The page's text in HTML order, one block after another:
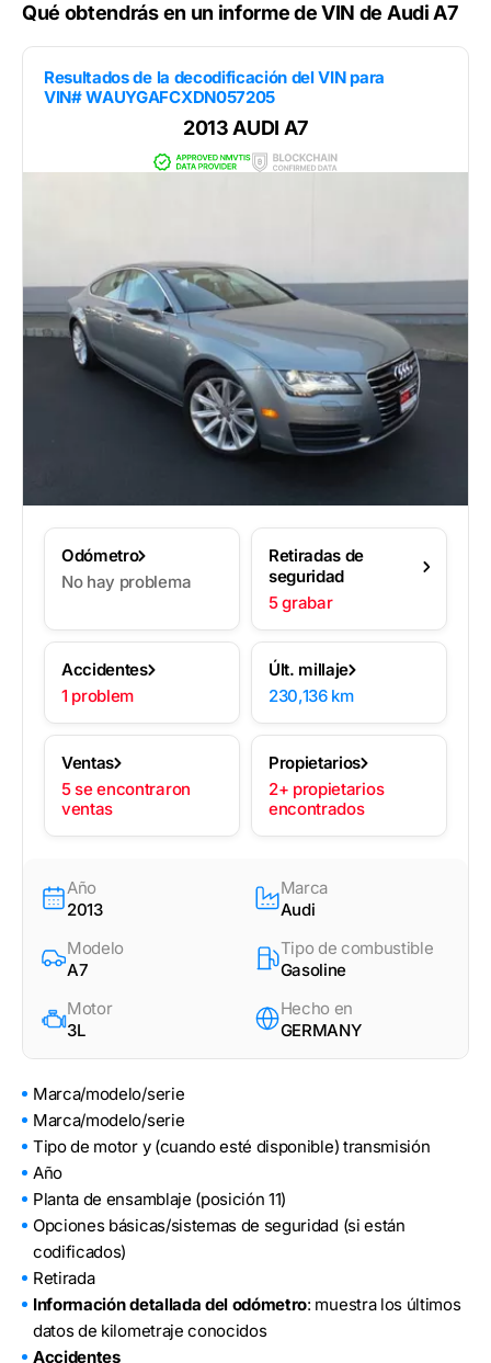
Qué obtendrás en un informe de VIN de Audi A7
Resultados de la decodificación del VIN para
VIN# WAUYGAFCXDN057205
2013 AUDI A7
Odómetro
No hay problema
Retiradas de
seguridad
5 grabar
Accidentes
1 problem
Últ. millaje
230,136 km
Ventas
5 se encontraron
ventas
Propietarios
2+ propietarios
encontrados
Año
2013
Marca
Audi
Modelo
A7
Tipo de combustible
Gasoline
Motor
3L
Hecho en
GERMANY
Marca/modelo/serie
Marca/modelo/serie
Tipo de motor y (cuando esté disponible) transmisión
Año
Planta de ensamblaje (posición 11)
Opciones básicas/sistemas de seguridad (si están
codificados)
Retirada
Información detallada del odómetro: muestra los últimos
datos de kilometraje conocidos
Accidentes